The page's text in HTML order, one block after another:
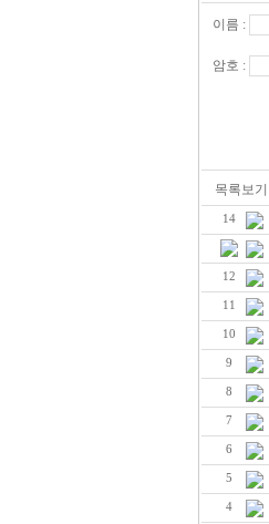
이름 :
암호 :
목록보기
14
12
11
10
9
8
7
6
5
4